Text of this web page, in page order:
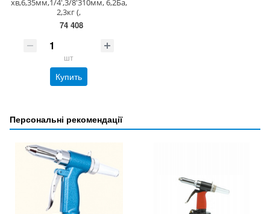
хв,6,35мм,1/4',3/8'310мм, 6,2Ба,
2,3кг (,
74 408
шт
Купить
Персональні рекомендації